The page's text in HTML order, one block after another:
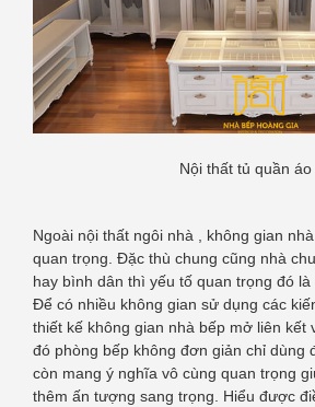
Nội thất tủ quần áo
Ngoài nội thất ngôi nhà , không gian
quan trọng. Đặc thù chung cũng nhà
hay bình dân thì yếu tố quan trọng đó
Để có nhiều không gian sử dụng các
thiết kế không gian nhà bếp mở liên kết
đó phòng bếp không đơn giản chỉ dùng
còn mang ý nghĩa vô cùng quan trọng
thêm ấn tượng sang trọng. Hiểu được